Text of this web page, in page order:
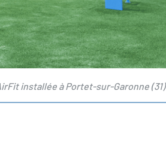
installée à Portet-sur-Garonne (31)